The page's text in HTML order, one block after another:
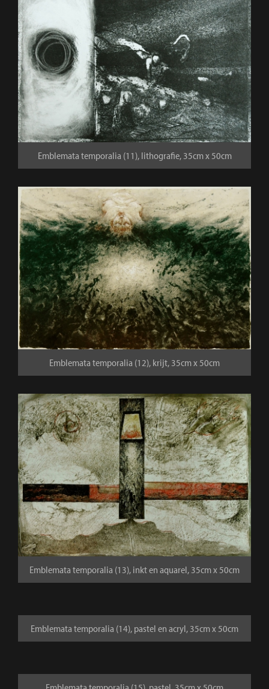
Emblemata temporalia (11), lithografie, 35cm x 50cm
Emblemata temporalia (12), krijt, 35cm x 50cm
Emblemata temporalia (13), inkt en aquarel, 35cm x 50cm
Emblemata temporalia (14), pastel en acryl, 35cm x 50cm